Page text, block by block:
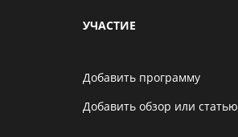
УЧАСТИЕ
Добавить программу
Добавить обзор или статью